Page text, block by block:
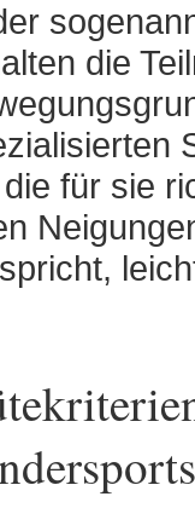
die
für sie